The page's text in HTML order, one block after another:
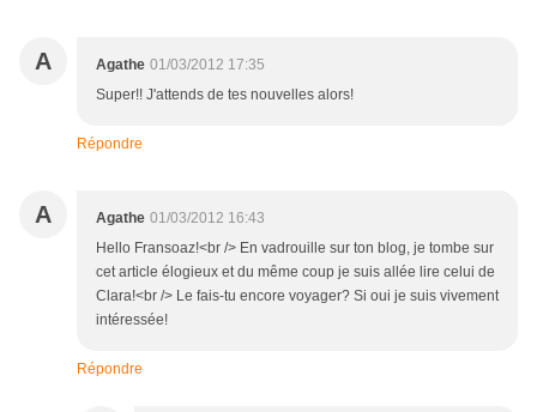
A Agathe 01/03/2012 17:35
Super!! J'attends de tes nouvelles alors!
Répondre
A Agathe 01/03/2012 16:43
Hello Fransoaz!<br /> En vadrouille sur ton blog, je tombe sur
cet article élogieux et du même coup je suis allée lire celui de
Clara!<br /> Le fais-tu encore voyager? Si oui je suis vivement
intéressée!
Répondre